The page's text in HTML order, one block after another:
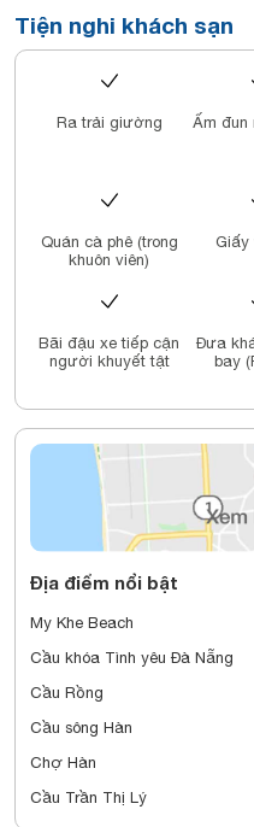
Khách sạn phục vụ bữa sáng tự
Sepon Blue Hotel nằm cách Bãi
yêu 1,7 km. Sân bay gần nhất
5 km, và chỗ nghỉ cung cấp
Tiện nghi khách sạn
Ra trải giường Ấm đun
Quán cà phê (trong
khuôn viên)
Giấy
Bãi đậu xe tiếp cận
người khuyết tật
Đưa
bay
Địa điểm nổi bật
My Khe Beach
Cầu khóa Tình yêu Đà Nẵng
Cầu Rồng
Cầu sông Hàn
Chợ Hàn
Cầu Trần Thị Lý